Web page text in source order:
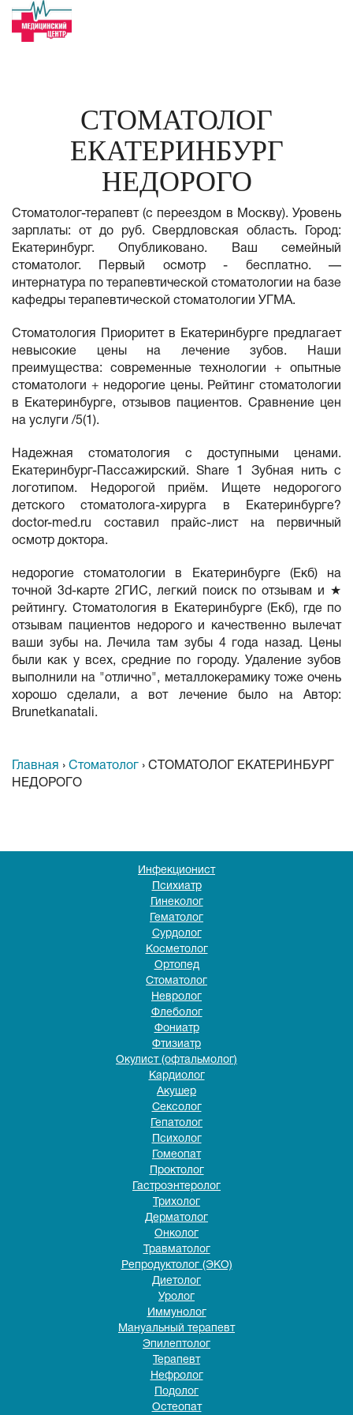
СТОМАТОЛОГ
ЕКАТЕРИНБУРГ
НЕДОРОГО
Стоматолог-терапевт (с переездом в Москву). Уровень
зарплаты: от до руб. Свердловская область. Город:
Екатеринбург. Опубликовано. Ваш семейный
стоматолог. Первый осмотр - бесплатно. —
интернатура по терапевтической стоматологии на базе
кафедры терапевтической стоматологии УГМА.
Стоматология Приоритет в Екатеринбурге предлагает
невысокие цены на лечение зубов. Наши
преимущества: современные технологии + опытные
стоматологи + недорогие цены. Рейтинг стоматологии
в Екатеринбурге, отзывов пациентов. Сравнение цен
на услуги /5(1).
Надежная стоматология с доступными ценами.
Екатеринбург-Пассажирский. Share 1 Зубная нить с
логотипом. Недорогой приём. Ищете недорогого
детского стоматолога-хирурга в Екатеринбурге?
doctor-med.ru составил прайс-лист на первичный
осмотр доктора.
недорогие стоматологии в Екатеринбурге (Екб) на
точной 3d-карте 2ГИС, легкий поиск по отзывам и ★
рейтингу. Стоматология в Екатеринбурге (Екб), где по
отзывам пациентов недорого и качественно вылечат
ваши зубы на. Лечила там зубы 4 года назад. Цены
были как у всех, средние по городу. Удаление зубов
выполнили на "отлично", металлокерамику тоже очень
хорошо сделали, а вот лечение было на Автор:
Brunetkanatali.
Главная › Стоматолог › СТОМАТОЛОГ ЕКАТЕРИНБУРГ
НЕДОРОГО
Инфекционист
Психиатр
Гинеколог
Гематолог
Сурдолог
Косметолог
Ортопед
Стоматолог
Невролог
Флеболог
Фониатр
Фтизиатр
Окулист (офтальмолог)
Кардиолог
Акушер
Сексолог
Гепатолог
Психолог
Гомеопат
Проктолог
Гастроэнтеролог
Трихолог
Дерматолог
Онколог
Травматолог
Репродуктолог (ЭКО)
Диетолог
Уролог
Иммунолог
Мануальный терапевт
Эпилептолог
Терапевт
Нефролог
Подолог
Остеопат